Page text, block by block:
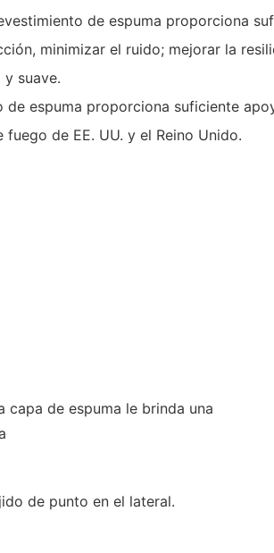
de espuma proporciona
minimizar el ruido; mejorar la
suave.
espuma proporciona suficiente
de EE. UU. y el Reino Unido.
de espuma le brinda una
de punto en el lateral.